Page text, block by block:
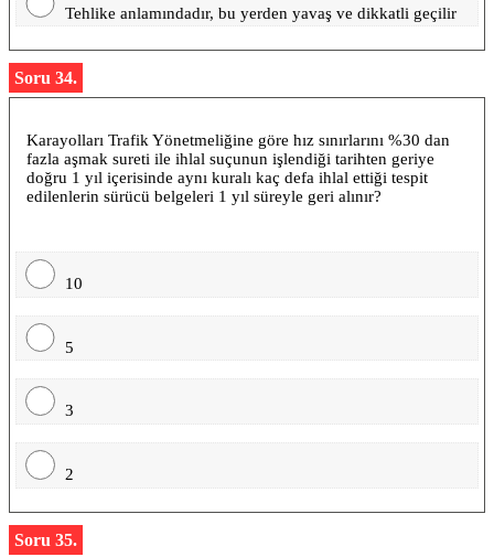
Tehlike anlamındadır, bu yerden yavaş ve dikkatli geçilir
Soru 34.
Karayolları Trafik Yönetmeliğine göre hız sınırlarını %30 dan
fazla aşmak sureti ile ihlal suçunun işlendiği tarihten geriye
doğru 1 yıl içerisinde aynı kuralı kaç defa ihlal ettiği tespit
edilenlerin sürücü belgeleri 1 yıl süreyle geri alınır?
10
5
3
2
Soru 35.